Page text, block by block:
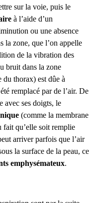
sur la voie, puis le
à l’aide d’un
ou une absence
la zone, que l’on appelle
de la vibration des
bruit dans la zone
du thorax) est dûe à
remplacé par de l’air. De
avec ses doigts, le
(comme la membrane
fait qu’elle soit remplie
arriver parfois que l’air
la surface de la peau, ce
emphysémateux.